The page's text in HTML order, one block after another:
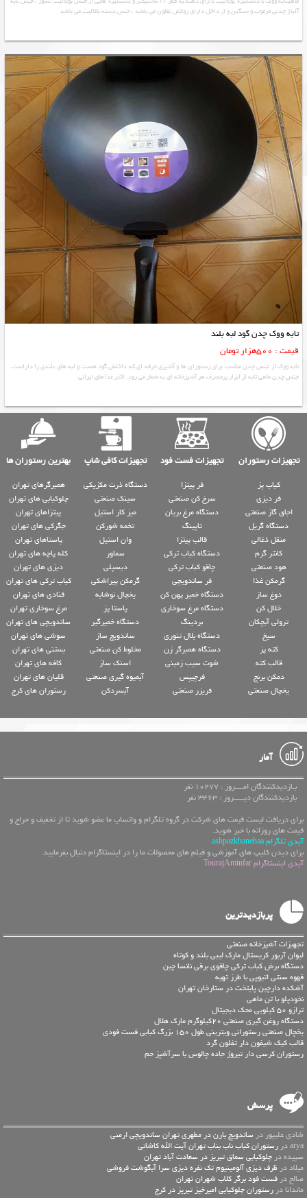
آلیاژ چدنی مرغوب و سنگین و از داخل دارای روکش تفلون می باشد ، جنس دسته باکالیت می باشد
تابه ووک چدن گود لبه بلند
قیمت : 500هزار تومان
تابه ووک از جنس چدن مناسب برای رستوران ها و آشپزی حرفه ای که داخلش گود هست و لبه های بلندی را داراست.
جنس چدن ماهی تابه از ابزار پرمصرف هر آشپزخانه ای به شمار می رود. اکثر غذاهای ایرانی
تجهیزات رستوران تجهیزات فست فود تجهیزات کافی شاپ بهترین رستوران ها
کباب پز
فر دیزی
اجاق گاز صنعتی
دستگاه گریل
منقل ذغالی
کانتر گرم
هود صنعتی
گرمکن غذا
دوغ ساز
خلال کن
ترولی آبچکان
سیخ
کته پز
قالب کته
دمکن برنج
یخچال صنعتی
فر پیتزا
سرخ کن صنعتی
دستگاه مرغ بریان
تاپینگ
قالب پیتزا
دستگاه کباب ترکی
چاقو کباب ترکی
فر ساندویچی
دستگاه خمیر پهن کن
دستگاه مرغ سوخاری
بردینگ
دستگاه بلال تنوری
دستگاه همبرگر زن
شوت سیب زمینی
فرچیپس
فریزر صنعتی
دستگاه ذرت مکزیکی
سینک صنعتی
میز کار استیل
تخمه شورکن
وان استیل
سماور
دیسپلی
گرمکن پیراشکی
یخچال نوشابه
پاستا پز
دستگاه خمیرگیر
ساندویچ ساز
مخلوط کن صنعتی
اسنک ساز
آبمیوه گیری صنعتی
آبسردکن
همبرگرهای تهران
چلوکبابی های تهران
پیتزاهای تهران
جگرکی های تهران
پاستاهای تهران
کله پاچه های تهران
دیزی های تهران
کباب ترکی های تهران
قنادی های تهران
مرغ سوخاری تهران
ساندویچی های تهران
سوشی های تهران
بستنی های تهران
کافه های تهران
قلیان های تهران
رستوران های کرج
آمار
بـازدیدکنندگان امــــروز : 10277 نفر
بازدیدکنندگان دیـــــروز : 3463 نفر
برای دریافت لیست قیمت های شرکت در گروه تلگرام و واتساپ ما عضو شوید تا از تخفیف و حراج و
قیمت های روزانه با خبر شوید.
آیدی تلگرام ashpazkhanehaa
برای دیدن کلیپ های آموزشی و فیلم های محصولات ما را در اینستاگرام دنبال بفرمایید.
آیدی اینستاگرام TourajAminfar
پربازدیدترین
تجهیزات آشپزخانه صنعتی
لیوان آربور کریستال مارک لیبی بلند و کوتاه
دستگاه برش کباب ترکی چاقوی برقی نانسا چین
قهوه سنتی اتیوپی با طرز تهیه
آشکده دارچین پایتخت در ستارخان تهران
نخودپلو با تن ماهی
ترازو 50 کیلویی محک دیجیتال
دستگاه روغن گیری صنعتی 20کیلوگرم مارک هلال
یخچال صنعتی رستورانی ویترینی طول 150 بزرگ کبابی فست فودی
قالب کیک شیفون دار تفلون گرد
رستوران کرسی دار تیروژ جاده چالوس با سرآشپز حم
پرسش
شادی علیپور در ساندویچ بارن در مطهری تهران ساندویچی ارمنی
arya در
رستوران کباب ناب بناب تهران آیت الله کاشانی
سپیده در چلوکبابی سماق تبریز در سعادت آباد تهران
میلاد در ظرف دیزی آلومینیوم تک نفره دیزی سرا آبگوشت فروشی
صالح در فست فود برگر کلاب شهران تهران
ماندانا در رستوران چلوکبابی امیرخیز تبریز در کرج